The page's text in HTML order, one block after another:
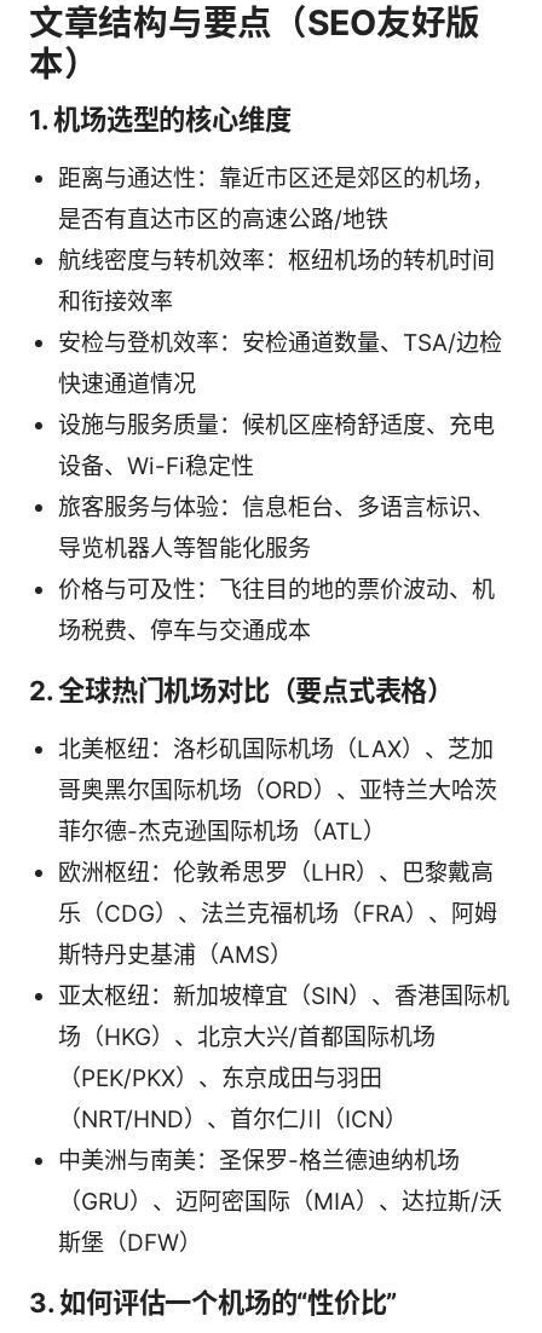
文章结构与要点（SEO友好版
本）
1. 机场选型的核心维度
距离与通达性：靠近市区还是郊区的机场，
是否有直达市区的高速公路/地铁
航线密度与转机效率：枢纽机场的转机时间
和衔接效率
安检与登机效率：安检通道数量、TSA/边检
快速通道情况
设施与服务质量：候机区座椅舒适度、充电
设备、Wi-Fi稳定性
旅客服务与体验：信息柜台、多语言标识、
导览机器人等智能化服务
价格与可及性：飞往目的地的票价波动、机
场税费、停车与交通成本
2. 全球热门机场对比（要点式表格）
北美枢纽：洛杉矶国际机场（LAX）、芝加
哥奥黑尔国际机场（ORD）、亚特兰大哈茨
菲尔德-杰克逊国际机场（ATL）
欧洲枢纽：伦敦希思罗（LHR）、巴黎戴高
乐（CDG）、法兰克福机场（FRA）、阿姆
斯特丹史基浦（AMS）
亚太枢纽：新加坡樟宜（SIN）、香港国际机
场（HKG）、北京大兴/首都国际机场
（PEK/PKX）、东京成田与羽田
（NRT/HND）、首尔仁川（ICN）
中美洲与南美：圣保罗-格兰德迪纳机场
（GRU）、迈阿密国际（MIA）、达拉斯/沃
斯堡（DFW）
3. 如何评估一个机场的“性价比”